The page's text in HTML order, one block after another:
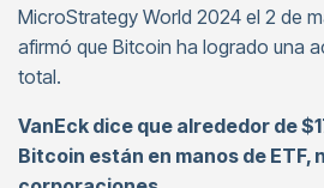
MicroStrategy World 2024 el 2 de
afirmó que Bitcoin ha logrado una
total.
VanEck dice que alrededor de
Bitcoin están en manos de ETF,